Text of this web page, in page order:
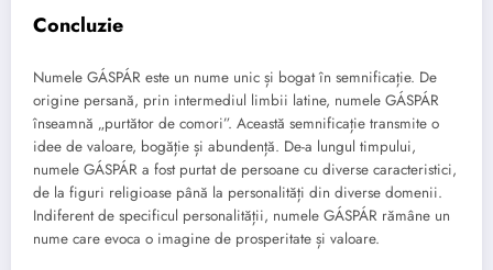
Concluzie
Numele GÁSPÁR este un nume unic și bogat în semnificație. De
origine persană, prin intermediul limbii latine, numele GÁSPÁR
înseamnă „purtător de comori”. Această semnificație transmite o
idee de valoare, bogăție și abundență. De-a lungul timpului,
numele GÁSPÁR a fost purtat de persoane cu diverse caracteristici,
de la figuri religioase până la personalități din diverse domenii.
Indiferent de specificul personalității, numele GÁSPÁR rămâne un
nume care evoca o imagine de prosperitate și valoare.